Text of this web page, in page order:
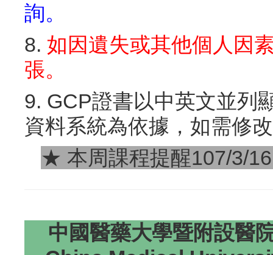
詢。
8. 如因遺失或其他個人因
張。
9. GCP證書以中英文並列
資料系統為依據，如需修
★ 本周課程提醒107/3/
中國醫藥大學暨附設醫